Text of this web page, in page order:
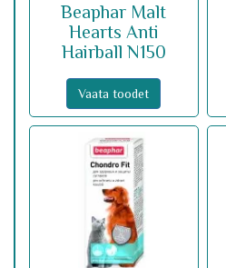
Beaphar Malt
Hearts Anti
Hairball N150
Vaata toodet